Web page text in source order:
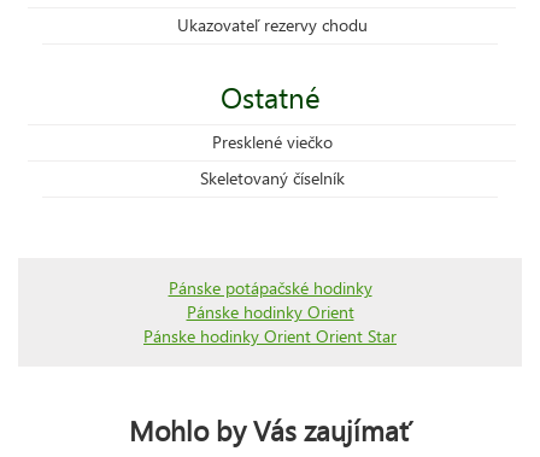
Ukazovateľ rezervy chodu
Ostatné
Presklené viečko
Skeletovaný číselník
Pánske potápačské hodinky
Pánske hodinky Orient
Pánske hodinky Orient Orient Star
Mohlo by Vás zaujímať